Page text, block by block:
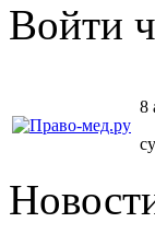
Войти
8